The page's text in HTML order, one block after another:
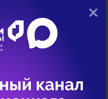
×
канал
мошенники убеждают
Они предлагают
Там нужно пройти тест и